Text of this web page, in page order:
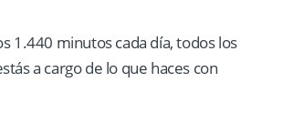
1.440 minutos cada día, todos los
a cargo de lo que haces con